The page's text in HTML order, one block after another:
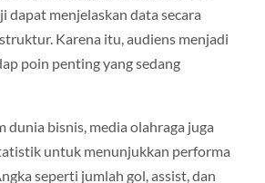
dapat menjelaskan data secara
Karena itu, audiens menjadi
poin penting yang sedang
dunia bisnis, media olahraga juga
untuk menunjukkan performa
seperti jumlah gol, assist, dan